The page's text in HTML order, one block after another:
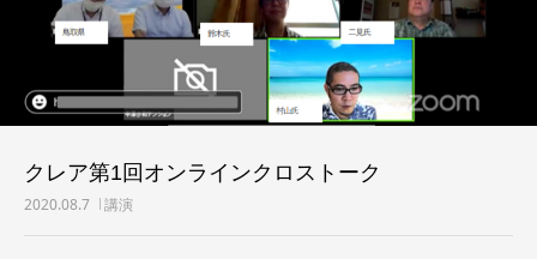
クレア第1回オンラインクロストーク
2020.08.7 講演